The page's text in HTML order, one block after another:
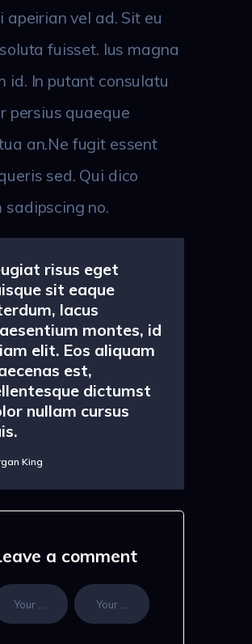
apeirian vel ad. Sit eu
fuisset. Ius magna
id. In putant consulatu
persius quaeque
an.Ne fugit essent
sed. Qui dico
sadipscing no.
risus eget
sit eaque
lacus
montes, id
elit. Eos aliquam
est,
dictumst
nullam cursus
King
a comment